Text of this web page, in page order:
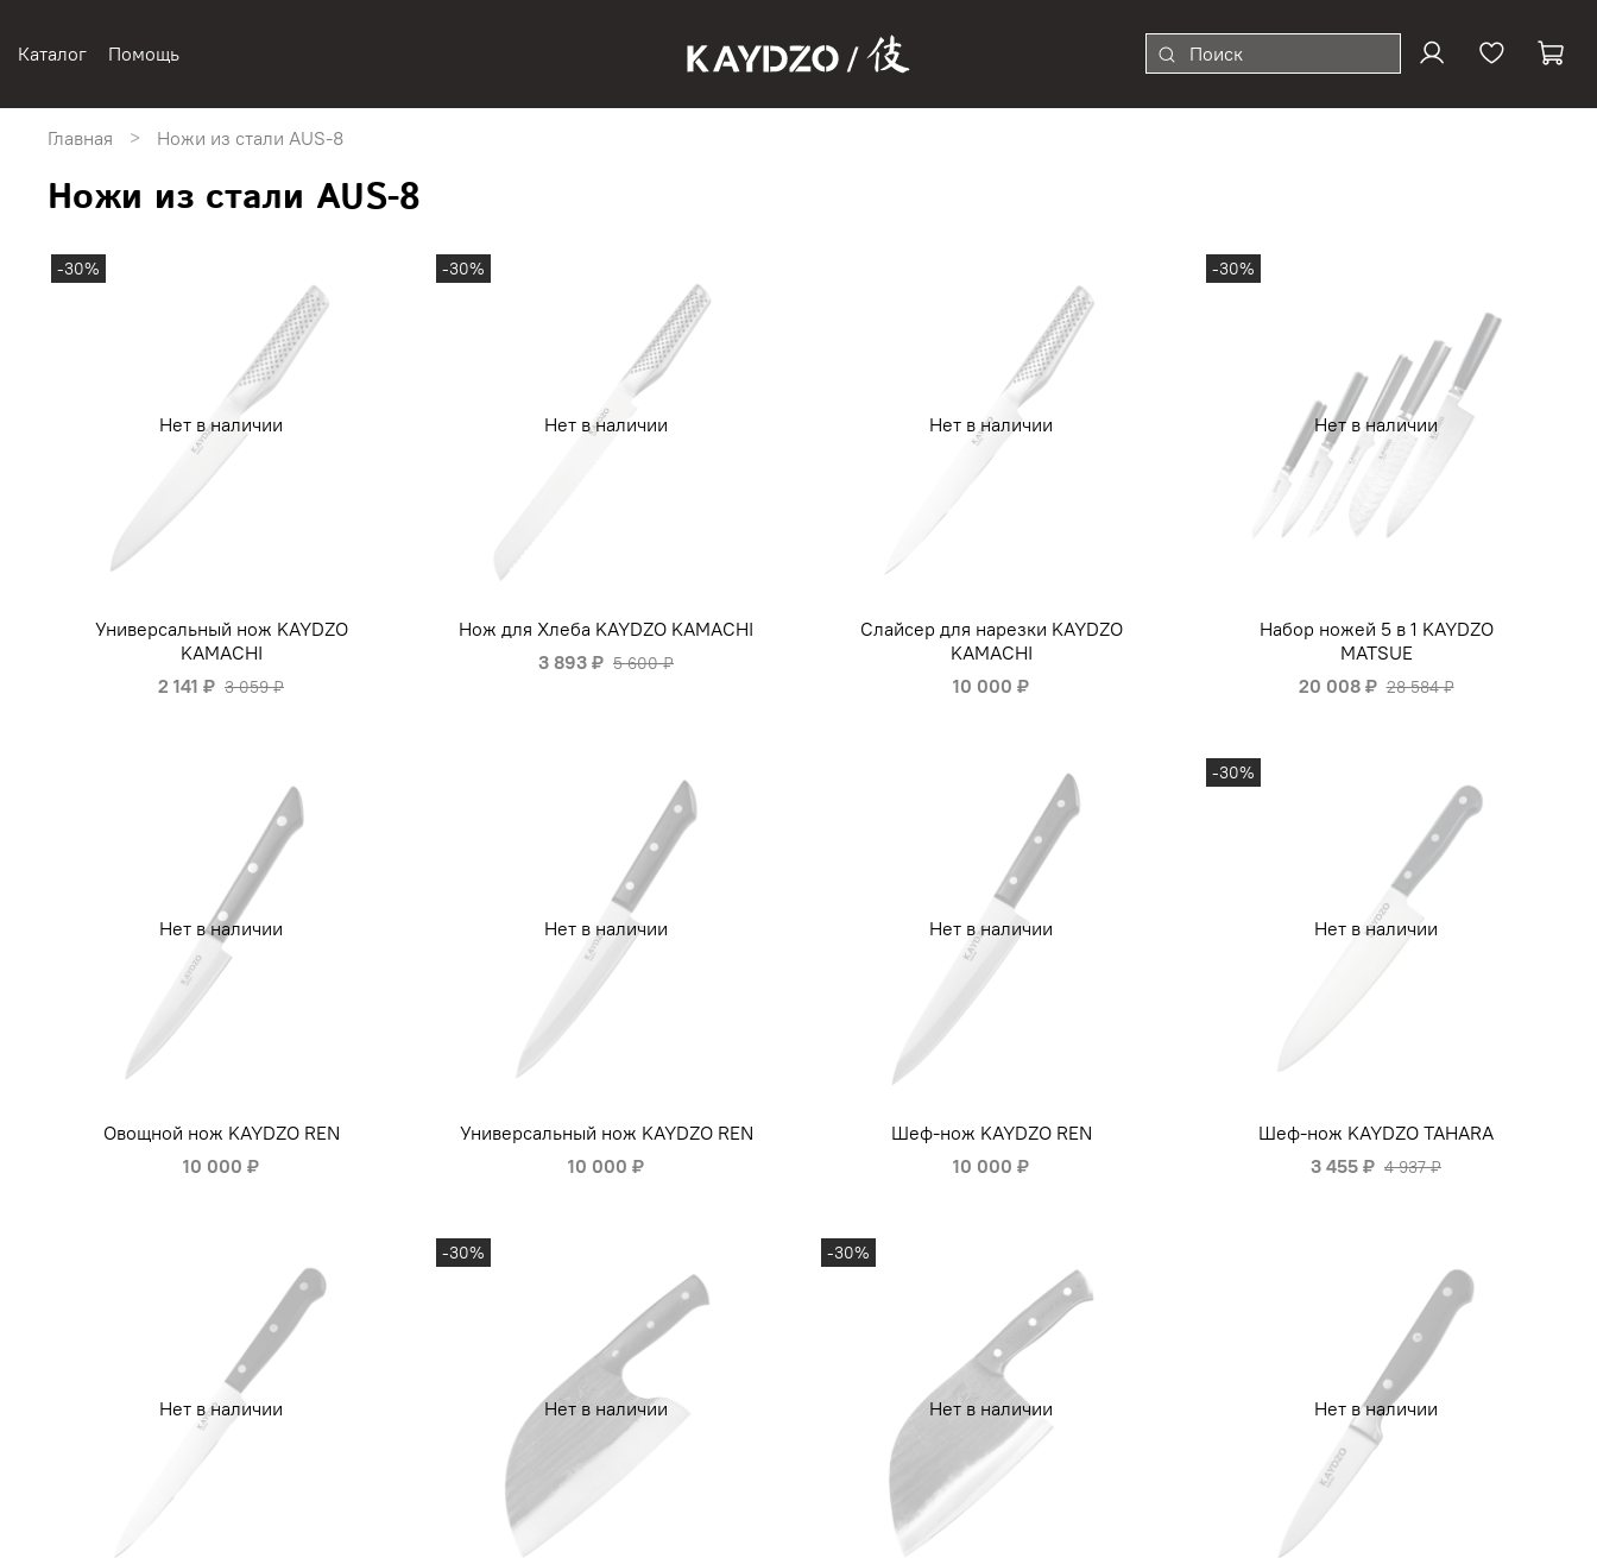
Каталог Помощь
Главная Ножи из стали AUS-8
Ножи из стали AUS-8
Нет в наличии
-30%
Универсальный нож KAYDZO
KAMACHI
2 141 ₽ 3 059 ₽
Нет в наличии
-30%
Нож для Хлеба KAYDZO KAMACHI
3 893 ₽ 5 600 ₽
Нет в наличии
Слайсер для нарезки KAYDZO
KAMACHI
10 000 ₽
Нет в наличии
-30%
Набор ножей 5 в 1 KAYDZO
MATSUE
20 008 ₽ 28 584 ₽
Нет в наличии
Овощной нож KAYDZO REN
10 000 ₽
Нет в наличии
Универсальный нож KAYDZO REN
10 000 ₽
Нет в наличии
Шеф-нож KAYDZO REN
10 000 ₽
Нет в наличии
-30%
Шеф-нож KAYDZO TAHARA
3 455 ₽ 4 937 ₽
Нет в наличии Нет в наличии
-30%
Нет в наличии
-30%
Нет в наличии